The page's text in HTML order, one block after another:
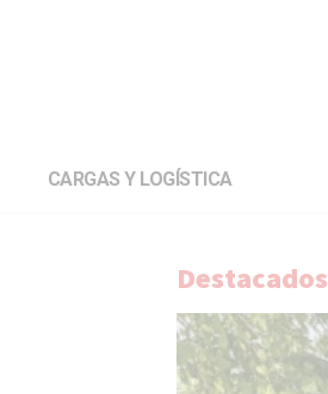
CARGAS Y LOGÍSTICA
Destacados